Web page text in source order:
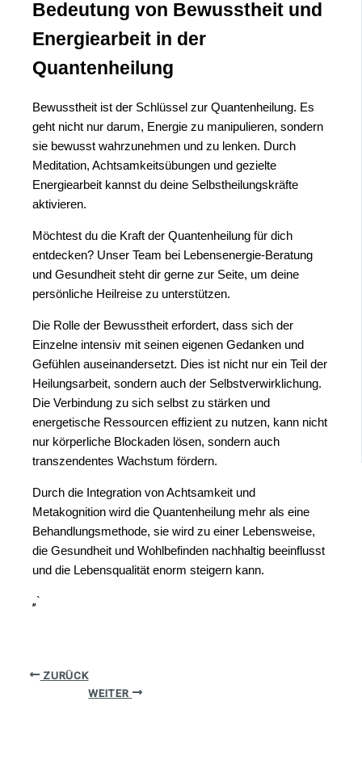
Bedeutung von Bewusstheit und
Energiearbeit in der
Quantenheilung
Bewusstheit ist der Schlüssel zur Quantenheilung. Es
geht nicht nur darum, Energie zu manipulieren, sondern
sie bewusst wahrzunehmen und zu lenken. Durch
Meditation, Achtsamkeitsübungen und gezielte
Energiearbeit kannst du deine Selbstheilungskräfte
aktivieren.
Möchtest du die Kraft der Quantenheilung für dich
entdecken? Unser Team bei Lebensenergie-Beratung
und Gesundheit steht dir gerne zur Seite, um deine
persönliche Heilreise zu unterstützen.
Die Rolle der Bewusstheit erfordert, dass sich der
Einzelne intensiv mit seinen eigenen Gedanken und
Gefühlen auseinandersetzt. Dies ist nicht nur ein Teil der
Heilungsarbeit, sondern auch der Selbstverwirklichung.
Die Verbindung zu sich selbst zu stärken und
energetische Ressourcen effizient zu nutzen, kann nicht
nur körperliche Blockaden lösen, sondern auch
transzendentes Wachstum fördern.
Durch die Integration von Achtsamkeit und
Metakognition wird die Quantenheilung mehr als eine
Behandlungsmethode, sie wird zu einer Lebensweise,
die Gesundheit und Wohlbefinden nachhaltig beeinflusst
und die Lebensqualität enorm steigern kann.
„`
ZURÜCK
WEITER